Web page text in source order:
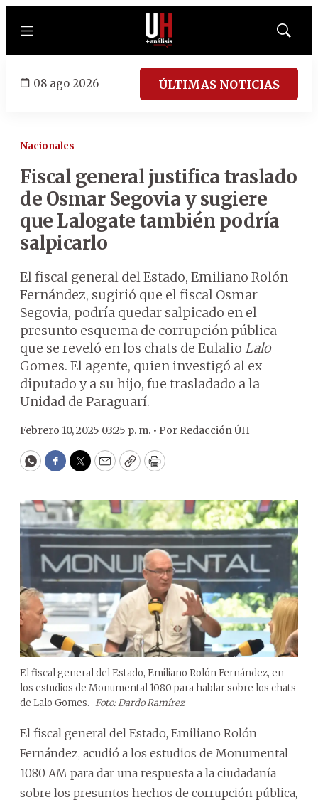
Menú
Mostrar
08 ago 2026 ÚLTIMAS NOTICIAS
Nacionales
Fiscal general justifica traslado
de Osmar Segovia y sugiere
que Lalogate también podría
salpicarlo
El fiscal general del Estado, Emiliano Rolón
Fernández, sugirió que el fiscal Osmar
Segovia, podría quedar salpicado en el
presunto esquema de corrupción pública
que se reveló en los chats de Eulalio Lalo
Gomes. El agente, quien investigó al ex
diputado y a su hijo, fue trasladado a la
Unidad de Paraguarí.
Febrero 10, 2025 03:25 p. m. • Por Redacción ÚH
WhatsApp
Facebook
Twitter
EmailCopyPrint
El fiscal general del Estado, Emiliano Rolón Fernández, en
los estudios de Monumental 1080 para hablar sobre los chats
de Lalo Gomes. Foto: Dardo Ramírez
El fiscal general del Estado, Emiliano Rolón
Fernández, acudió a los estudios de Monumental
1080 AM para dar una respuesta a la ciudadanía
sobre los presuntos hechos de corrupción pública,